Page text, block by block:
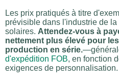
Les prix pratiqués à titre
prévisible dans l'industrie de
solaires. Attendez-vous à
nettement plus élevé pour
production en série.
d'expédition FOB, en fonction
exigences de personnalisation.